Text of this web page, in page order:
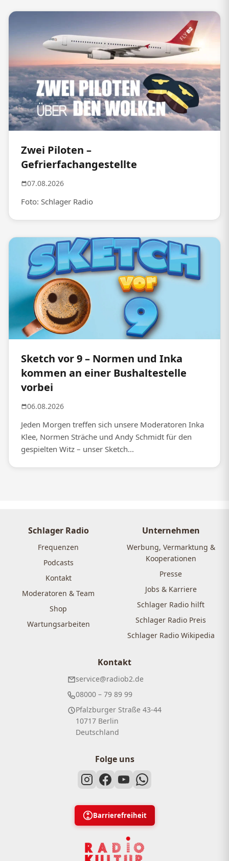
Zwei Piloten –
Gefrierfachangestellte
07.08.2026
Foto: Schlager Radio
Sketch vor 9 – Normen und Inka
kommen an einer Bushaltestelle
vorbei
06.08.2026
Jeden Morgen treffen sich unsere Moderatoren Inka
Klee, Normen Sträche und Andy Schmidt für den
gespielten Witz – unser Sketch...
Schlager Radio
Frequenzen
Podcasts
Kontakt
Moderatoren & Team
Shop
Wartungsarbeiten
Unternehmen
Werbung, Vermarktung &
Kooperationen
Presse
Jobs & Karriere
Schlager Radio hilft
Schlager Radio Preis
Schlager Radio Wikipedia
Kontakt
service@radiob2.de
08000 – 79 89 99
Pfalzburger Straße 43-44
10717 Berlin
Deutschland
Folge uns
Barrierefreiheit